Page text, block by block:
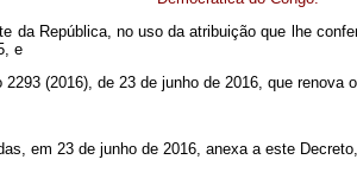
da República, no uso da atribuição que lhe
e
(2016), de 23 de junho de 2016, que
em 23 de junho de 2016, anexa a este